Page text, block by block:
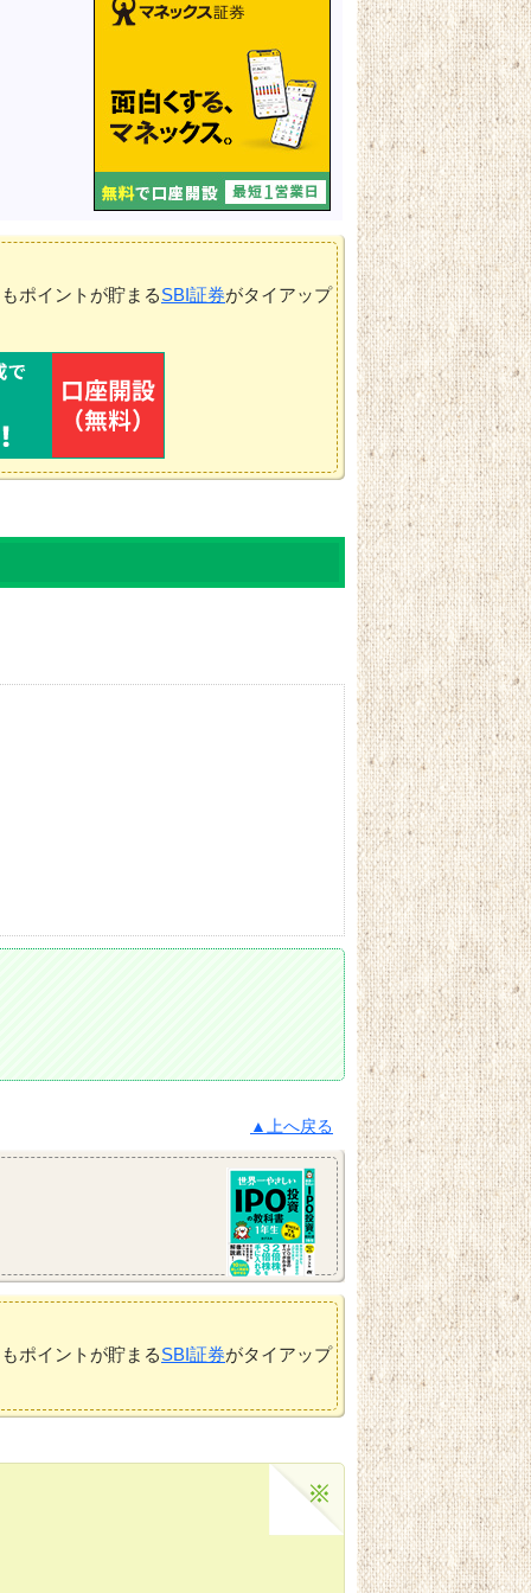
ポイントが貯まるSBI証券がタイアップ
▲上へ戻る
ポイントが貯まるSBI証券がタイアップ